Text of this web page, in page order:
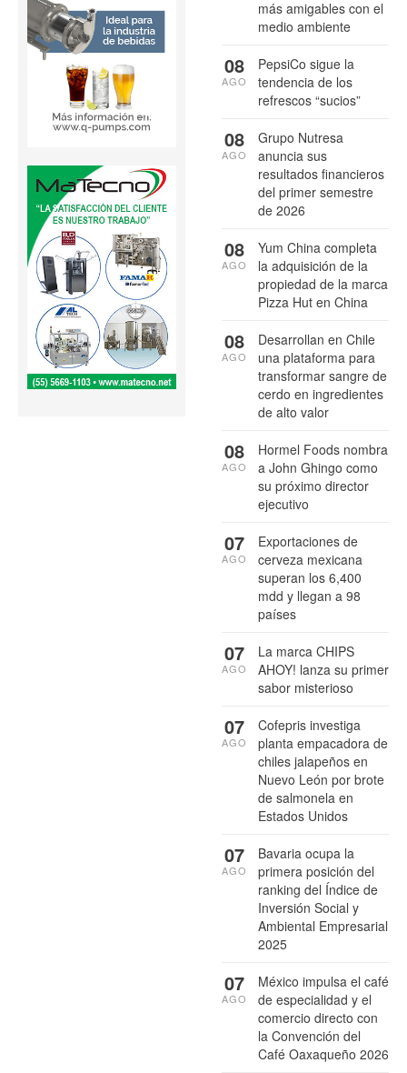
más amigables con el
medio ambiente
PepsiCo sigue la
tendencia de los
refrescos “sucios”
08
AGO
Grupo Nutresa
anuncia sus
resultados financieros
del primer semestre
de 2026
08
AGO
Yum China completa
la adquisición de la
propiedad de la marca
Pizza Hut en China
08
AGO
Desarrollan en Chile
una plataforma para
transformar sangre de
cerdo en ingredientes
de alto valor
08
AGO
Hormel Foods nombra
a John Ghingo como
su próximo director
ejecutivo
08
AGO
Exportaciones de
cerveza mexicana
superan los 6,400
mdd y llegan a 98
países
07
AGO
La marca CHIPS
AHOY! lanza su primer
sabor misterioso
07
AGO
Cofepris investiga
planta empacadora de
chiles jalapeños en
Nuevo León por brote
de salmonela en
Estados Unidos
07
AGO
Bavaria ocupa la
primera posición del
ranking del Índice de
Inversión Social y
Ambiental Empresarial
2025
07
AGO
México impulsa el café
de especialidad y el
comercio directo con
la Convención del
Café Oaxaqueño 2026
07
AGO